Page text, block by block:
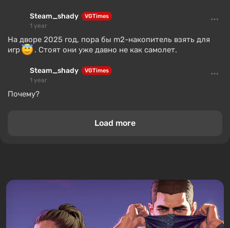
Steam_shady VGTimes
1 year
На дворе 2025 год, пора бы m2-накопитель взять для
игр
. Стоят они уже давно не как самолет.
Steam_shady VGTimes
1 year
Почему?
Load more